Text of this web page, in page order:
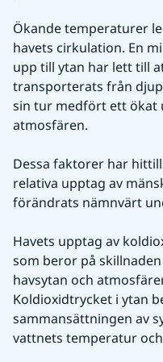
Ökande temperaturer
havets cirkulation. En
upp till ytan har lett till
transporterats från
sin tur medfört ett
atmosfären.
Dessa faktorer har
relativa upptag av
förändrats nämnvärt
Havets upptag av
som beror på
havsytan och
Koldioxidtrycket i ytan
sammansättningen av
vattnets temperatur